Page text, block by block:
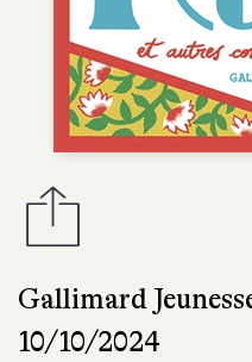
Gallimard
10/10/2024